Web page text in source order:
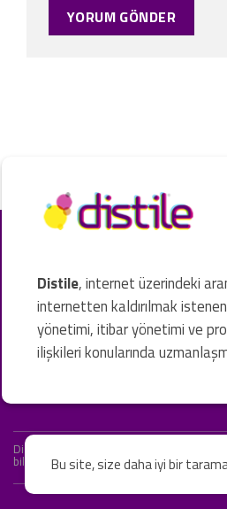
Distile, internet üzerindeki
internetten kaldırılmak
yönetimi, itibar yönetimi ve
ilişkileri konularında
Distile bir hukuk firması değildir ve
bilgiler yalnızca genel bilgi niteliğindedir.
Bu site, size daha iyi bir